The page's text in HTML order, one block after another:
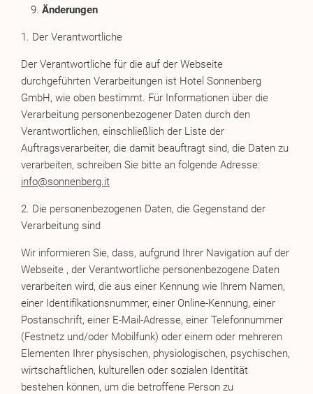
Änderungen
1. Der Verantwortliche
Der Verantwortliche für die auf der Webseite
durchgeführten Verarbeitungen ist Hotel Sonnenberg
GmbH, wie oben bestimmt. Für Informationen über die
Verarbeitung personenbezogener Daten durch den
Verantwortlichen, einschließlich der Liste der
Auftragsverarbeiter, die damit beauftragt sind, die Daten zu
verarbeiten, schreiben Sie bitte an folgende Adresse:
info@sonnenberg.it
2. Die personenbezogenen Daten, die Gegenstand der
Verarbeitung sind
Wir informieren Sie, dass, aufgrund Ihrer Navigation auf der
Webseite , der Verantwortliche personenbezogene Daten
verarbeiten wird, die aus einer Kennung wie Ihrem Namen,
einer Identifikationsnummer, einer Online-Kennung, einer
Postanschrift, einer E-Mail-Adresse, einer Telefonnummer
(Festnetz und/oder Mobilfunk) oder einem oder mehreren
Elementen Ihrer physischen, physiologischen, psychischen,
wirtschaftlichen, kulturellen oder sozialen Identität
bestehen können, um die betroffene Person zu